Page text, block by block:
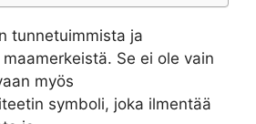
tunnetuimmista ja
Se ei ole vain
myös
symboli, joka ilmentää